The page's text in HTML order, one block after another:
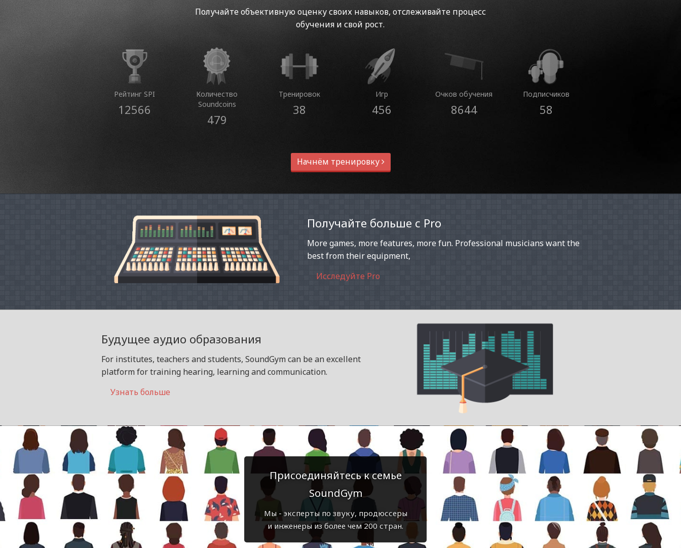
Получайте объективную оценку своих навыков, отслеживайте процесс
обучения и свой рост.
Рейтинг SPI
12566
Количество
Soundcoins
479
Тренировок
38
Игр
456
Очков обучения
8644
Подписчиков
58
Начнём тренировку
Получайте больше с Pro
More games, more features, more fun. Professional musicians want the
best from their equipment,
Исследуйте Pro
Будущее аудио образования
For institutes, teachers and students, SoundGym can be an excellent
platform for training hearing, learning and communication.
Узнать больше
Присоединяйтесь к семье
SoundGym
Мы - эксперты по звуку, продюссеры
и инженеры из более чем 200 стран.